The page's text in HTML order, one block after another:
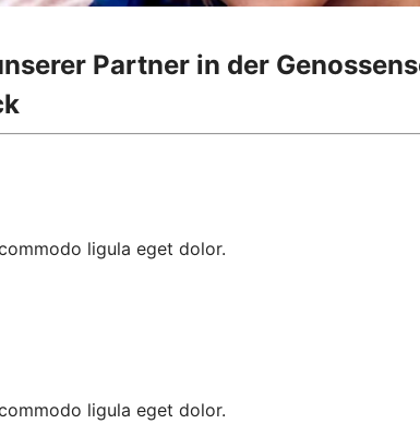
Partner in der
ligula eget dolor.
ligula eget dolor.